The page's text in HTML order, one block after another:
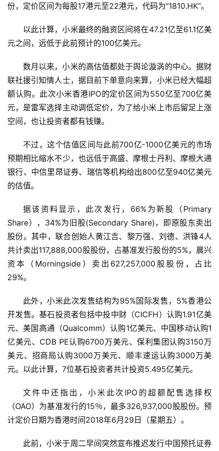
首
页
份，定价区间为每股17港元至22港元，代码为“1810.HK”。
以此计算，小米最终的融资区间将在47.21亿至61.1亿美
元之间，远低于此前预计的100亿美元。
数月以来，小米的高估值都处于舆论漩涡的中心。据财
联社援引知情人士，据目前下单意向来算，小米已经大幅超
额认购。此次小米香港IPO的定价区间为550亿至700亿美
元，是雷军选择主动调低定价，为了给小米上市后留足上涨
空间，也让投资者都有钱赚。
不过，这个估值区间与此前700亿-1000亿美元的市场
预期相比缩水不少，也远低于高盛、摩根士丹利、摩根大通
银行、中信里昂证券、瑞信等机构给出800亿至940亿美元
的估值。
据该资料显示，此次发行，66%为新股（Primary
Share），34%为旧股(Secondary Share)，即原股东卖出
股份。其中，联合创始人黄江吉、黎万强、刘德、洪锋4人
共计卖出117,888,000股股份，占基准发行股份的5%，晨兴
资本（Morningside）卖出627,257,000股股份，占比
29%。
此外，小米此次发售结构为95%国际发售，5%香港公
开发售。基石投资者包括中投中财（CICFH）认购1.91亿美
元、美国高通（Qualcomm）认购1亿美元、中国移动认购1
亿美元、CDB PE认购6700万美元、保利集团认购3150万
美元、招商局认购3000万美元、顺丰速运认购3000万美
元。以此计算，7位基石投资者共计投资5.495亿美元。
文件中还指出，小米此次IPO的超额配售选择权
（OAO）为基准发行的15％，最多326,937,000股股份。预
计定价日期为香港时间2018年6月29日（星期五）。
此前，小米于周二早间突然宣布推迟发行中国预托证券